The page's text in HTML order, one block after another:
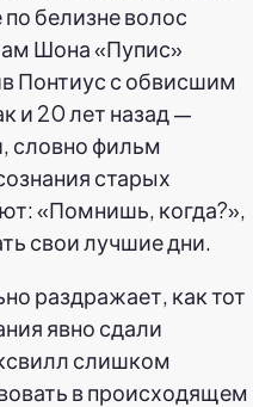
белизне волос
Шона «Пупис»
Понтиус с обвисшим
и 20 лет назад —
словно фильм
старых
«Помнишь, когда?»,
свои лучшие дни.
раздражает, как тот
явно сдали
слишком
в происходящем